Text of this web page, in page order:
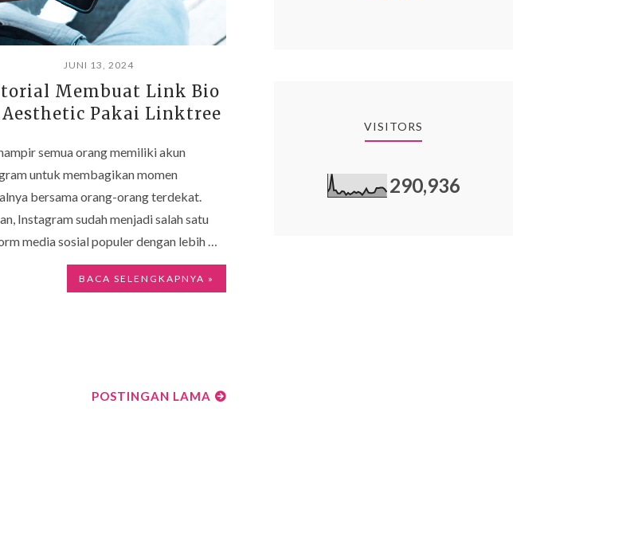
JUNI 13, 2024
Membuat Link Bio
Aesthetic Pakai Linktree
semua orang memiliki akun
untuk membagikan momen
bersama orang-orang terdekat.
Instagram sudah menjadi salah satu
media sosial populer dengan lebih …
BACA SELENGKAPNYA »
POSTINGAN LAMA
VISITORS
290,936